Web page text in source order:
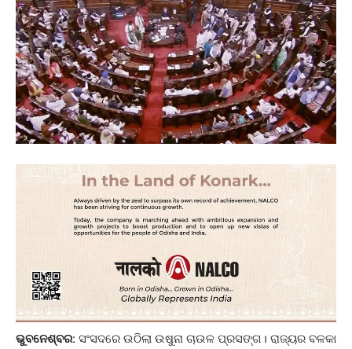
ଭୁବନେଶ୍ବର: ସଂସଦରେ ଉଠିଲା ଉଷୁନା ଚାଉଳ ପ୍ରସଙ୍ଗ। ରାଜ୍ୟର ବଳକା